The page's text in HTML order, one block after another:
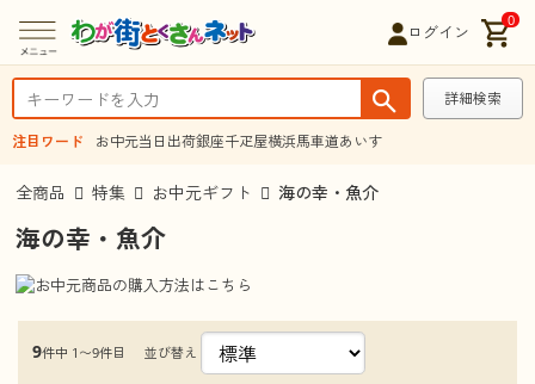
ログイン
0
詳細検索
注目ワード お中元当日出荷銀座千疋屋横浜馬車道あいす
全商品 特集 お中元ギフト 海の幸・魚介
海の幸・魚介
9件中 1〜9件目 並び替え